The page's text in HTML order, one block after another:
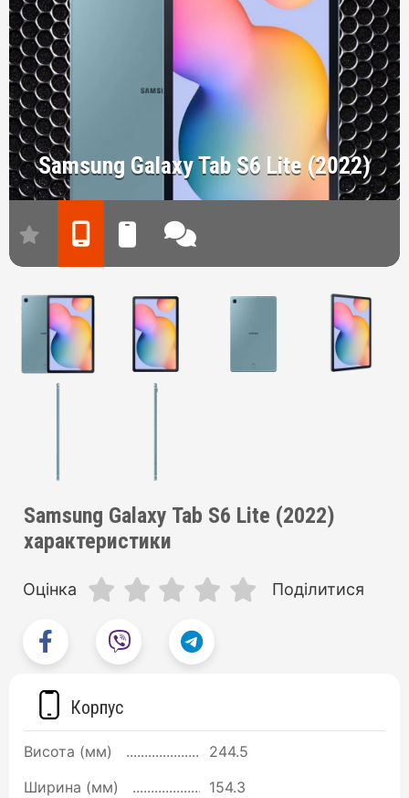
Samsung Galaxy Tab S6 Lite (2022)
Samsung Galaxy Tab S6 Lite (2022)
характеристики
Оцінка Поділитися
Корпус
Висота (мм)
244.5
Ширина (мм)
154.3